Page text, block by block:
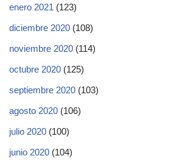
enero 2021 (123)
diciembre 2020 (108)
noviembre 2020 (114)
octubre 2020 (125)
septiembre 2020 (103)
agosto 2020 (106)
julio 2020 (100)
junio 2020 (104)